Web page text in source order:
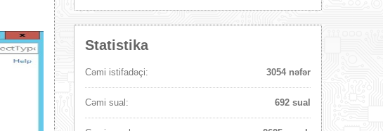
Statistika
Cəmi istifadəçi: 3054 nəfər
Cəmi sual: 692 sual